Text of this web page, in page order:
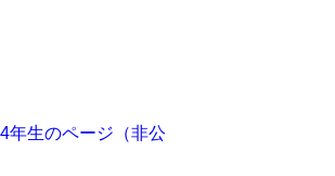
年生のページ（非公